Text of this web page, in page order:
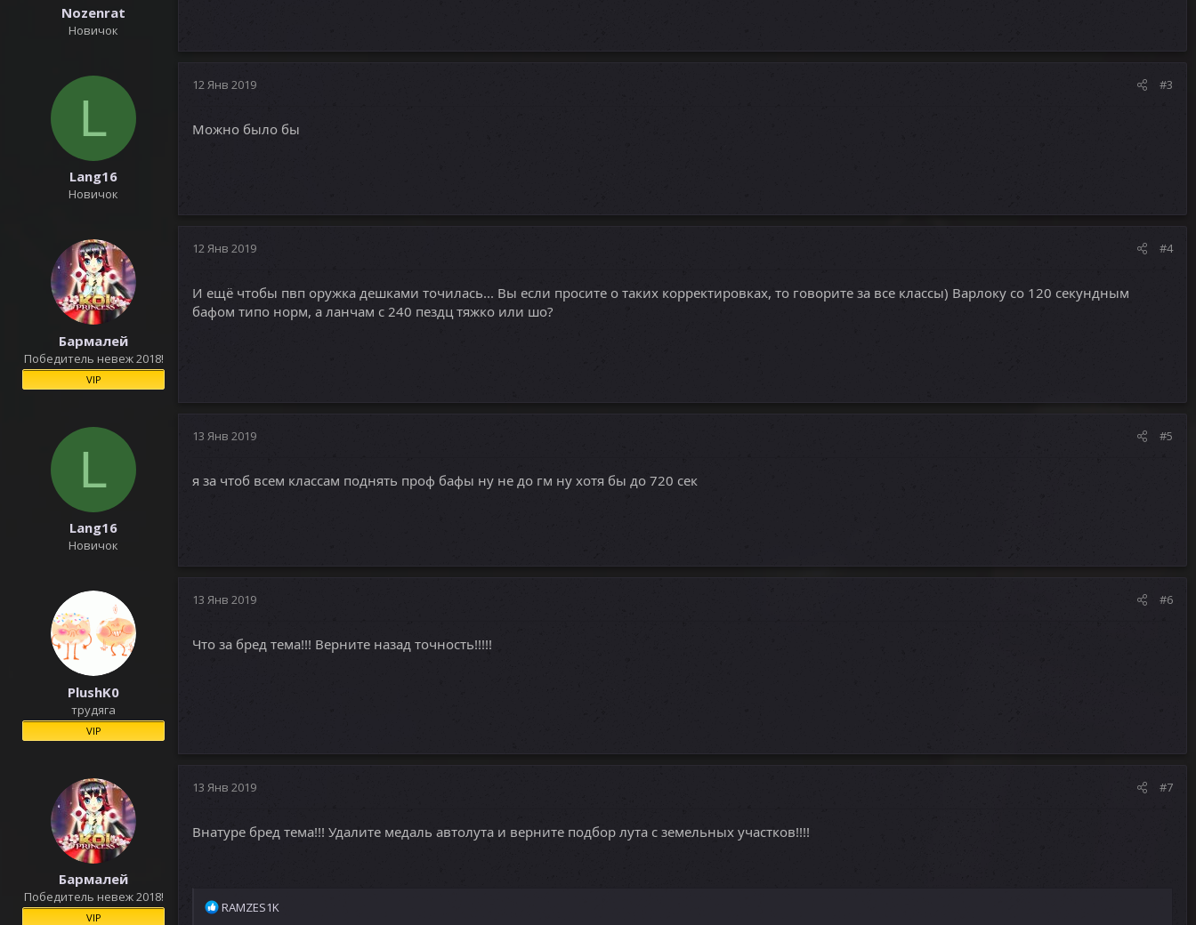
Nozenrat
Новичок
L
Lang16
Новичок
12 Янв 2019 #3
Можно было бы
Бармалей
Победитель невеж 2018!
VIP
12 Янв 2019 #4
И ещё чтобы пвп оружка дешками точилась... Вы если просите о таких корректировках, то говорите за все классы) Варлоку со 120 секундным
бафом типо норм, а ланчам с 240 пездц тяжко или шо?
L
Lang16
Новичок
13 Янв 2019 #5
я за чтоб всем классам поднять проф бафы ну не до гм ну хотя бы до 720 сек
PlushK0
трудяга
VIP
13 Янв 2019 #6
Что за бред тема!!! Верните назад точность!!!!!
Бармалей
Победитель невеж 2018!
VIP
13 Янв 2019 #7
Внатуре бред тема!!! Удалите медаль автолута и верните подбор лута с земельных участков!!!!
Р
RAMZES1K